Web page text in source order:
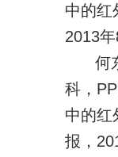
中的红
2013年
何
科，
中的红
报，